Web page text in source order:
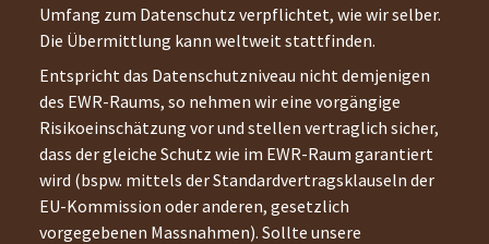
Umfang zum Datenschutz verpflichtet, wie wir selber.
Die Übermittlung kann weltweit stattfinden.
Entspricht das Datenschutzniveau nicht demjenigen
des EWR-Raums, so nehmen wir eine vorgängige
Risikoeinschätzung vor und stellen vertraglich sicher,
dass der gleiche Schutz wie im EWR-Raum garantiert
wird (bspw. mittels der Standardvertragsklauseln der
EU-Kommission oder anderen, gesetzlich
vorgegebenen Massnahmen). Sollte unsere